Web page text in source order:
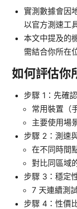
實測數據會因
以官方測速工
本文中提及的
需結合你所在
如何評估你
步驟 1：先確
常用裝置（
主要使用場
步驟 2：測速
在不同時間
對比同區域
步驟 3：穩定
7 天連續測
步驟 4：性價